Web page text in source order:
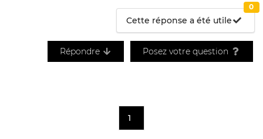
Cette réponse a été utile
0
Répondre Posez votre question
1